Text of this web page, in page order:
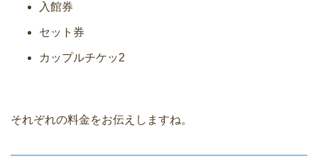
入館券
セット券
カップルチケッ2
それぞれの料金をお伝えしますね。